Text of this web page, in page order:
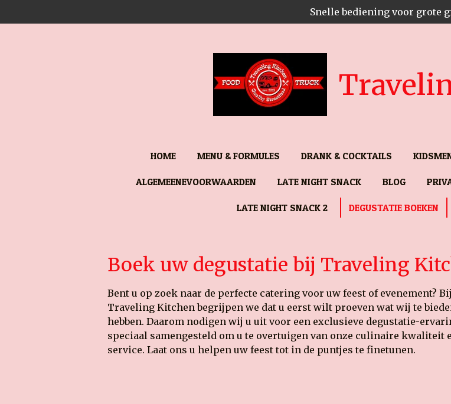
direct
Snelle bediening voor grote
HOME MENU & FORMULES DRANK & COCKTAILS
ALGEMEENEVOORWAARDEN LATE NIGHT SNACK BLOG
LATE NIGHT SNACK 2 DEGUSTATIE BOEKEN
Boek uw degustatie bij Traveling
Bent u op zoek naar de perfecte catering voor uw feest of evenement? Bij
Traveling Kitchen begrijpen we dat u eerst wilt proeven wat wij te
hebben. Daarom nodigen wij u uit voor een exclusieve degustatie-
speciaal samengesteld om u te overtuigen van onze culinaire kwaliteit
service. Laat ons u helpen uw feest tot in de puntjes te finetunen.